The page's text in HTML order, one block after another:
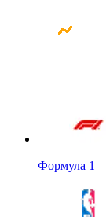
Формула 1